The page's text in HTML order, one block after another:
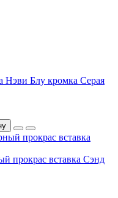
Нэви Блу кромка Серая
прокрас вставка Сэнд